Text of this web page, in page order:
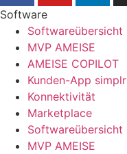
Software
Softwareübersicht
MVP AMEISE
AMEISE COPILOT
Kunden-App simplr
Konnektivität
Marketplace
Softwareübersicht
MVP AMEISE